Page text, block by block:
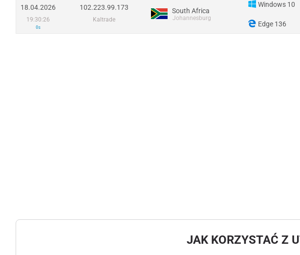
18.04.2026
19:30:26
0s
102.223.99.173
Kaltrade
South Africa
Johannesburg
Windows 10
Edge 136
JAK KORZYSTAĆ Z